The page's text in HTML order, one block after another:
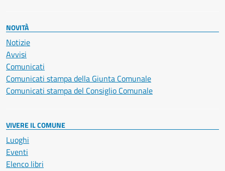
NOVITÀ
Notizie
Avvisi
Comunicati
Comunicati stampa della Giunta Comunale
Comunicati stampa del Consiglio Comunale
VIVERE IL COMUNE
Luoghi
Eventi
Elenco libri